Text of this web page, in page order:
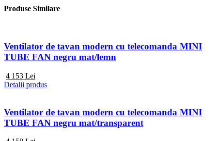
Produse Similare
Ventilator de tavan modern cu telecomanda MINI
TUBE FAN negru mat/lemn
4 153 Lei
Detalii produs
Ventilator de tavan modern cu telecomanda MINI
TUBE FAN negru mat/transparent